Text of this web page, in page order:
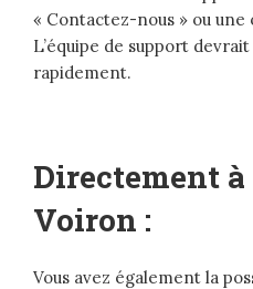
« Contactez-nous » ou
L’équipe de support
rapidement.
Directement à
Voiron :
Vous avez également la